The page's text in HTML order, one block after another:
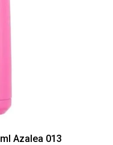
Azalea 013